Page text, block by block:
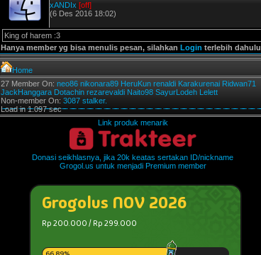
xANDIx [off]
(6 Des 2016 18:02)
King of harem :3
Hanya member yg bisa menulis pesan, silahkan Login terlebih dahulu
Home
27 Member On: neo86 nikonara89 HeruKun renaldi Karakurenai Ridwan71
JackHanggara Dotachin rezarevaldi Naito98 SayurLodeh Lelett
Non-member On: 3087 stalker.
Load in 1.097 sec
Link produk menarik
Donasi seikhlasnya, jika 20k keatas sertakan ID/nickname
Grogol.us untuk menjadi Premium member